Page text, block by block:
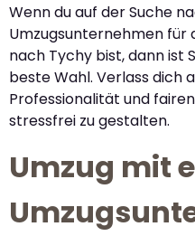
Wenn du auf der Suche
Umzugsunternehmen für
nach Tychy bist, dann ist
beste Wahl. Verlass dich
Professionalität und
stressfrei zu gestalten.
Umzug mit